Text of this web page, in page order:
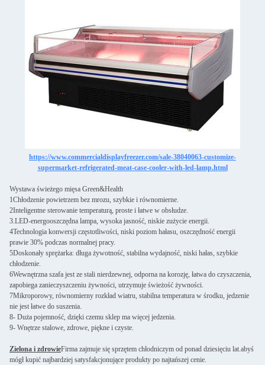
https://www.commercialdisplayfreezer.com/sale-38040063-customize-
supermarket-refrigerated-meat-case-cooler-with-led-lamp.html
Wystawa świeżego mięsa Green&Health
1Chłodzenie powietrzem bez mrozu, szybkie i równomierne.
2Inteligentne sterowanie temperaturą, proste i łatwe w obsłudze.
3.LED-energooszczędna lampa, wysoka jasność, niskie zużycie energii.
4Technologia konwersji częstotliwości, niski poziom hałasu, oszczędność energii
prawie 30% podczas normalnej pracy.
5Doskonały sprężarka: długa żywotność, stabilna wydajność, niski hałas, szybkie
chłodzenie.
6Wewnętrzna szafa jest ze stali nierdzewnej, odporna na korozję, łatwa do czyszczenia,
zapobiega zanieczyszczeniu żywności, utrzymuje świeżość żywności.
7Mikroporowy, równomierny rozkład wiatru, stabilna temperatura w środku, jedzenie
nie jest łatwe do suszenia.
8- Duża pojemność, dzięki czemu sklep ma więcej jedzenia.
9- Wnętrze stalowe, zdrowe, piękne i czyste.
Zielona i zdrowieFirma zajmuje się sprzętem chłodniczym od ponad dziesięciu lat.abyś
mógł kupić najbardziej satysfakcjonujące produkty po najtańszej cenie.